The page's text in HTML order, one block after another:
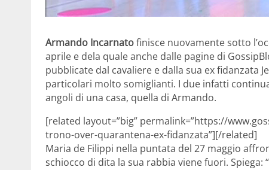
Armando Incarnatofinisce nuovamente sotto
aprile e dela quale anche dalle pagine di
pubblicate dal cavaliere e dalla sua ex fidanzata
particolari molto somiglianti. I due infatti
angoli di una casa, quella di Armando.
[related layout=”big” permalink=”https://
trono-over-quarantena-ex-fidanzata”][/related]
Maria de Filippi nella puntata del 27 maggio
schiocco di dita la sua rabbia viene fuori. Spiega: “